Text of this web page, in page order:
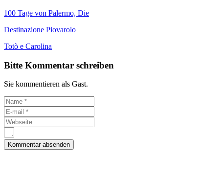
100 Tage von Palermo, Die
Destinazione Piovarolo
Totò e Carolina
Bitte Kommentar schreiben
Sie kommentieren als Gast.